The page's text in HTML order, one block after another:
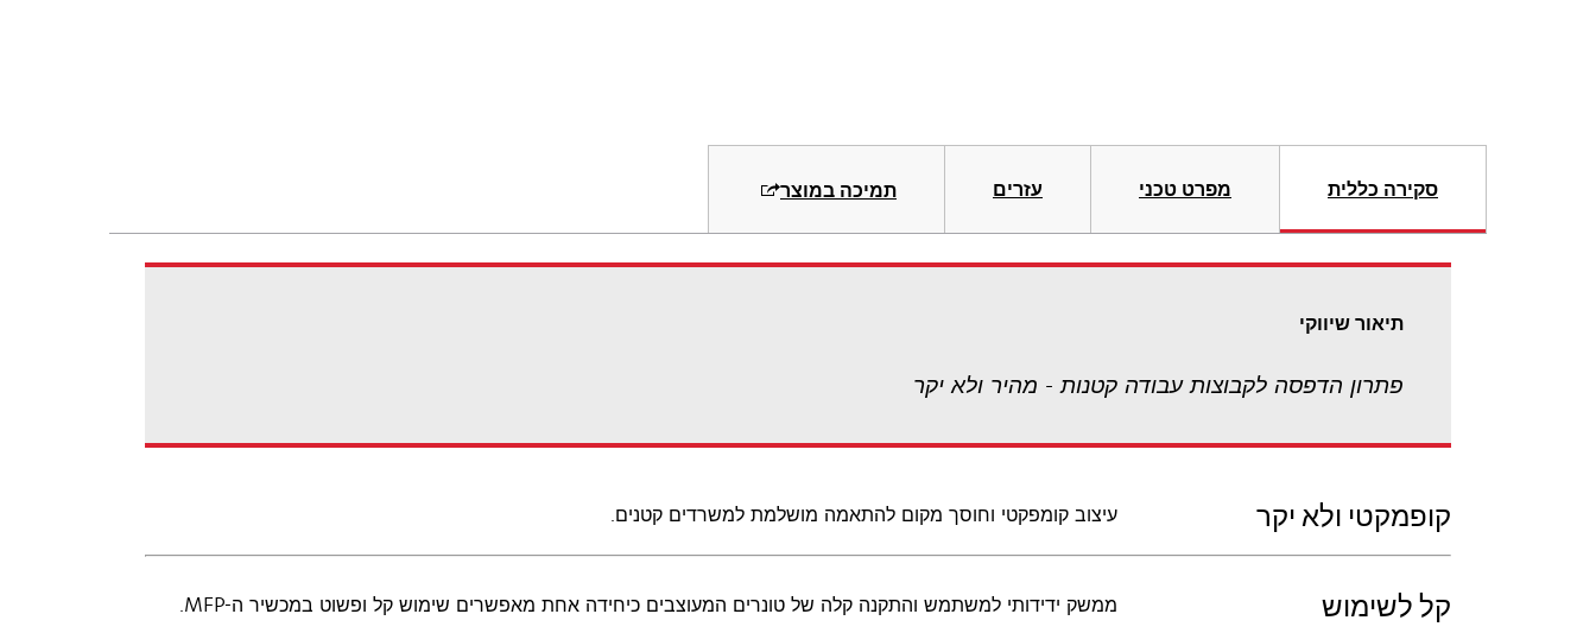
סקירה כללית מפרט טכני עזרים תמיכה במוצר
תיאור שיווקי
פתרון הדפסה לקבוצות עבודה קטנות - מהיר ולא יקר
קופמקטי ולא יקר עיצוב קומפקטי וחוסך מקום להתאמה מושלמת למשרדים קטנים.
קל לשימוש ממשק ידידותי למשתמש והתקנה קלה של טונרים המעוצבים כיחידה אחת מאפשרים שימוש קל ופשוט במכשיר ה-MFP.